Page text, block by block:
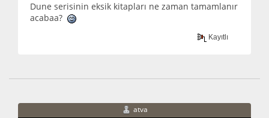
Dune serisinin eksik kitapları ne zaman tamamlanır
acabaa?
Kayıtlı
atva